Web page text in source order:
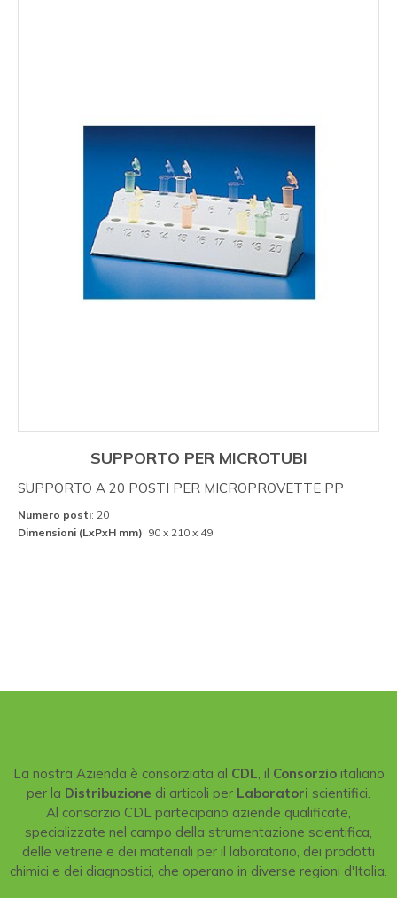
SUPPORTO PER MICROTUBI
SUPPORTO A 20 POSTI PER MICROPROVETTE PP
Numero posti: 20
Dimensioni (LxPxH mm): 90 x 210 x 49
La nostra Azienda è consorziata al CDL , il Consorzioitaliano
per la Distribuzione di articoli per Laboratori scientifici.
Al consorzio CDL partecipano aziende qualificate,
specializzate nel campo della strumentazione scientifica,
delle vetrerie e dei materiali per il laboratorio, dei prodotti
chimici e dei diagnostici, che operano in diverse regioni d'Italia.